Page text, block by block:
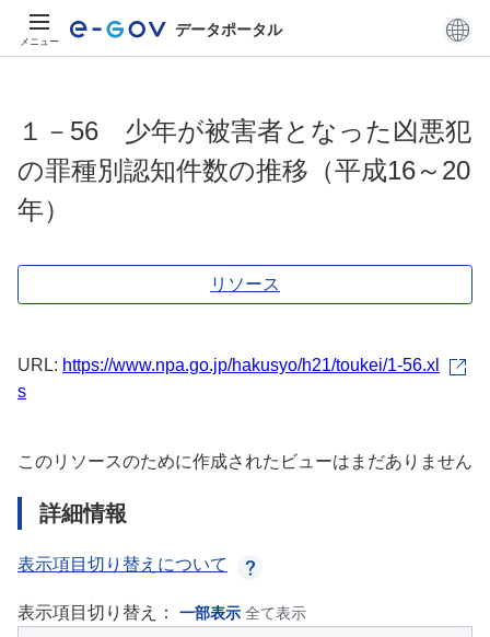
メニュー
データポータル
１－56 少年が被害者となった凶悪犯
の罪種別認知件数の推移（平成16～20
年）
リソース
URL: https://www.npa.go.jp/hakusyo/h21/toukei/1-56.xl
s
このリソースのために作成されたビューはまだありません
詳細情報
表示項目切り替えについて
表示項目切り替え： 一部表示 全て表示